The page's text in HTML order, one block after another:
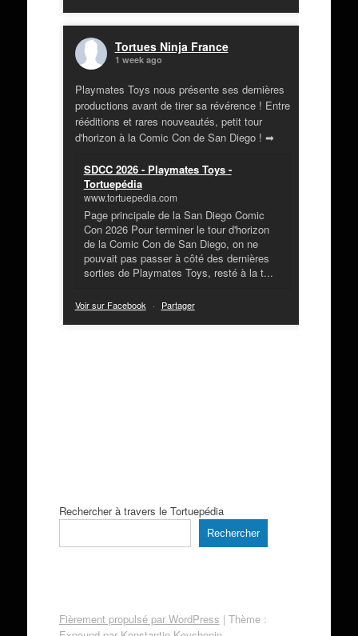
Tortues Ninja France
1 week ago
Playmates Toys nous présente ses dernières
productions avant de tirer sa révérence ! Entre
rééditions et rares nouveautés, petit tour
d'horizon à la Comic Con de San Diego ! ➡
SDCC 2026 - Playmates Toys -
Tortuepédia
www.tortuepedia.com
Page principale de la San Diego Comic
Con 2026 Pour terminer le tour d'horizon
de la Comic Con de San Diego, on ne
pouvait pas passer à côté des dernières
sorties de Playmates Toys, resté à la t...
Voir sur Facebook · Partager
Rechercher à travers le Tortuepédia
Rechercher
Fièrement propulsé par WordPress | Thème :